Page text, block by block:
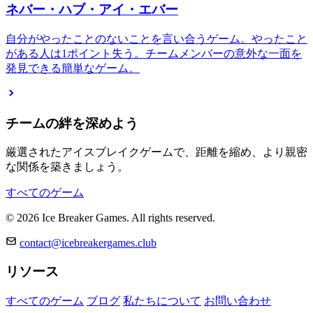
ネバー・ハブ・アイ・エバー
自分がやったことのないことを言い合うゲーム。やったこと
がある人は1ポイント失う。チームメンバーの意外な一面を
発見できる簡単なゲーム。
チームの絆を深めよう
厳選されたアイスブレイクゲームで、距離を縮め、より親密
な関係を築きましょう。
すべてのゲーム
© 2026 Ice Breaker Games. All rights reserved.
contact@icebreakergames.club
リソース
すべてのゲーム ブログ 私たちについて お問い合わせ